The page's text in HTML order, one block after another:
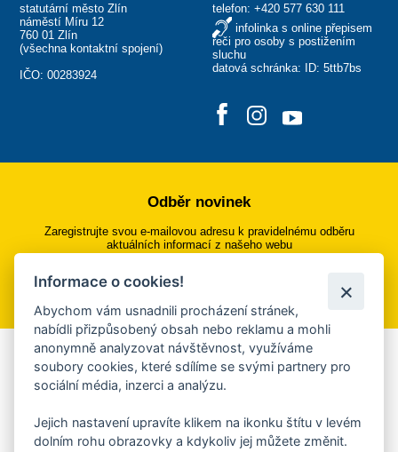
statutární město Zlín
náměstí Míru 12
760 01 Zlín
(všechna kontaktní spojení)
IČO: 00283924
telefon: +420 577 630 111
infolinka s online přepisem
řeči pro osoby s postižením
sluchu
datová schránka: ID: 5ttb7bs
Odběr novinek
Zaregistrujte svou e-mailovou adresu k pravidelnému odběru
aktuálních informací z našeho webu
Přihlásit se k odběru
Aplikace Mobilní rozhlas
Chcete dostávat do svého mobilu či mailu upozornění na
ankety, pozvánky na kulturní a sportovní akce?
Informace o cookies!
Abychom vám usnadnili procházení stránek,
nabídli přizpůsobený obsah nebo reklamu a mohli
anonymně analyzovat návštěvnost, využíváme
soubory cookies, které sdílíme se svými partnery pro
sociální média, inzerci a analýzu.
Jejich nastavení upravíte klikem na ikonku štítu v levém
dolním rohu obrazovky a kdykoliv jej můžete změnit.